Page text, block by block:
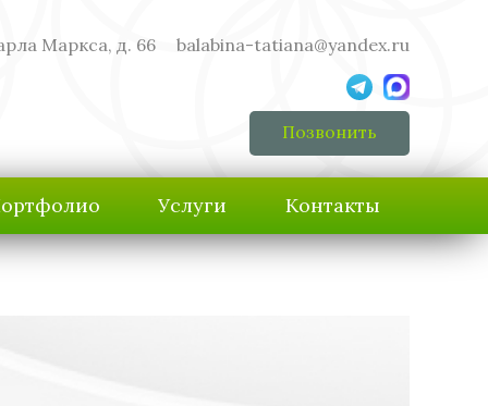
Маркса, д. 66 balabina-tatiana@yandex.ru
Позвонить
Услуги Контакты